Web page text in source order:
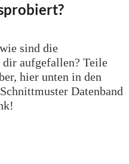
sind die
dir aufgefallen? Teile
hier unten in den
Datenband